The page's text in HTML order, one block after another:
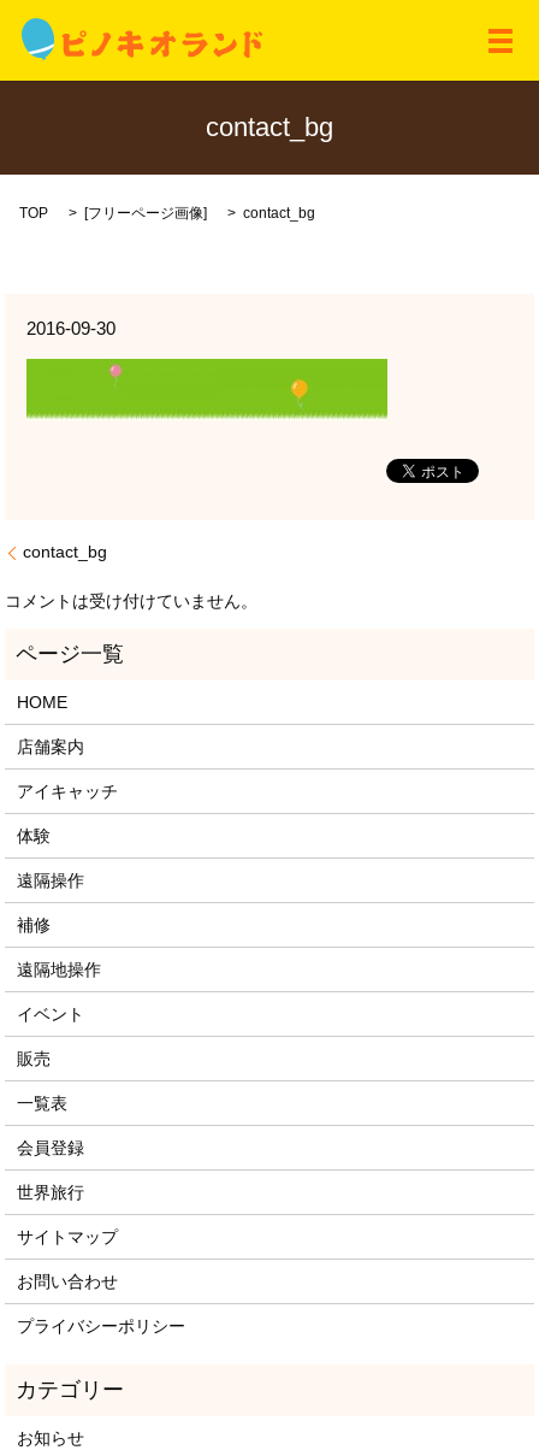
メ
contact_bg
TOP [フリーページ画像] contact_bg
2016-09-30
contact_bg
コメントは受け付けていません。
HOME
店舗案内
アイキャッチ
体験
遠隔操作
補修
遠隔地操作
イベント
販売
一覧表
会員登録
世界旅行
サイトマップ
お問い合わせ
プライバシーポリシー
お知らせ